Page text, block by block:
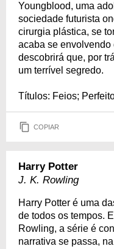
Youngblood, uma
sociedade futurista
cirurgia plástica, se
acaba se
descobrirá que, por
um terrível segredo.
Títulos: Feios;
COPIAR
Harry Potter
J. K. Rowling
Harry Potter é uma
de todos os tempos.
Rowling, a série é
narrativa se passa,